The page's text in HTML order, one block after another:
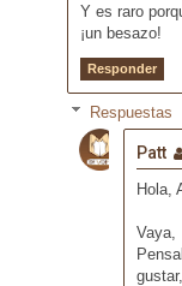
Y es raro
¡un besazo!
Responder
Respuestas
Patt
Hola,